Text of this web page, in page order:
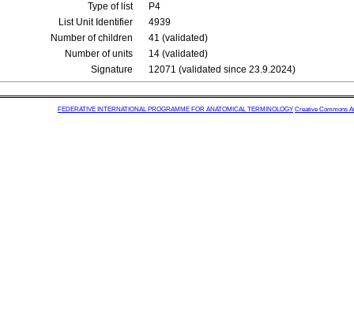
Type of list
P4
List Unit Identifier
4939
Number of children
41 (validated)
Number of units
14 (validated)
Signature
12071 (validated since 23.9.2024)
FEDERATIVE INTERNATIONAL PROGRAMME FOR ANATOMICAL TERMINOLOGY Creative Commons